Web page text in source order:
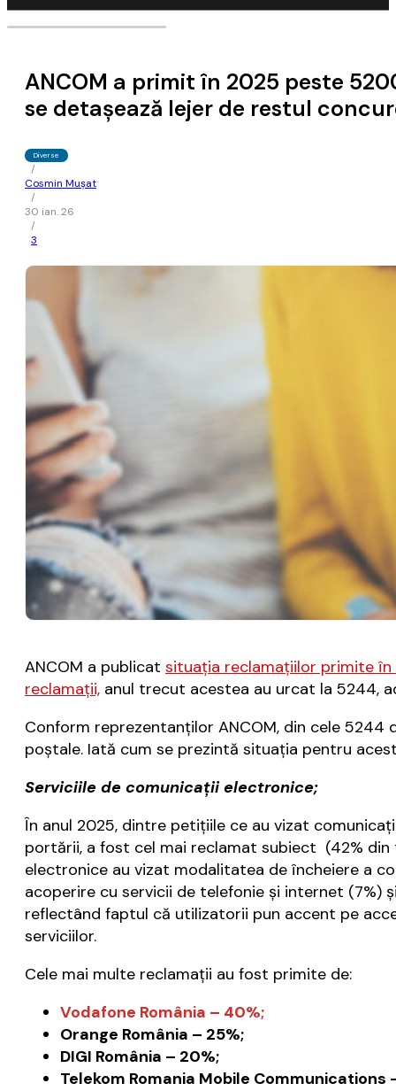
ANCOM a primit în 2025 peste
se detaşează lejer de restul
Diverse
/
Cosmin Mușat
/
30 ian. 26
/
3
ANCOM a publicat situaţia reclamaţiilor primite în
reclamaţii, anul trecut acestea au urcat la 5244,
Conform reprezentanţilor ANCOM, din cele 5244
poștale. Iată cum se prezintă situaţia pentru
Serviciile de comunicaţii electronice;
În anul 2025, dintre petițiile ce au vizat
portării, a fost cel mai reclamat subiect (42%
electronice au vizat modalitatea de încheiere a
acoperire cu servicii de telefonie și internet
reflectând faptul că utilizatorii pun accent pe
serviciilor.
Cele mai multe reclamaţii au fost primite de:
Vodafone România – 40%;
Orange România – 25%;
DIGI România – 20%;
Telekom Romania Mobile Communications